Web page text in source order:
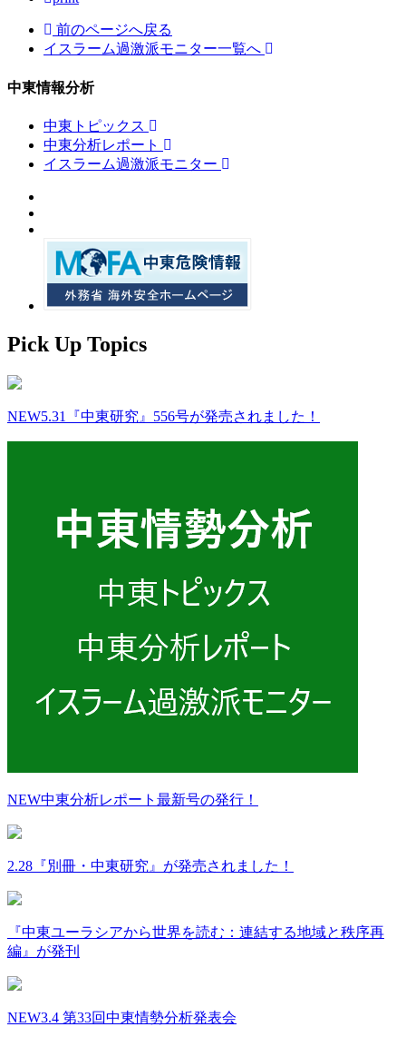
前のページへ戻る
イスラーム過激派モニター一覧へ
中東情報分析
中東トピックス
中東分析レポート
イスラーム過激派モニター
Pick Up Topics
NEW5.31『中東研究』556号が発売されました！
NEW中東分析レポート最新号の発行！
2.28『別冊・中東研究』が発売されました！
『中東ユーラシアから世界を読む：連結する地域と秩序再
編』が発刊
NEW3.4 第33回中東情勢分析発表会